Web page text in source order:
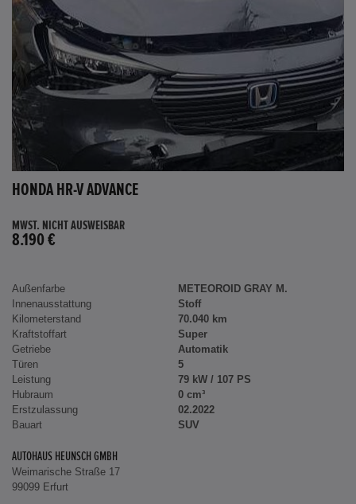
HONDA HR-V ADVANCE
MWST. NICHT AUSWEISBAR
8.190 €
Außenfarbe
METEOROID GRAY M.
Innenausstattung
Stoff
Kilometerstand
70.040 km
Kraftstoffart
Super
Getriebe
Automatik
Türen
5
Leistung
79 kW / 107 PS
Hubraum
0 cm³
Erstzulassung
02.2022
Bauart
SUV
AUTOHAUS HEUNSCH GMBH
Weimarische Straße 17
99099 Erfurt